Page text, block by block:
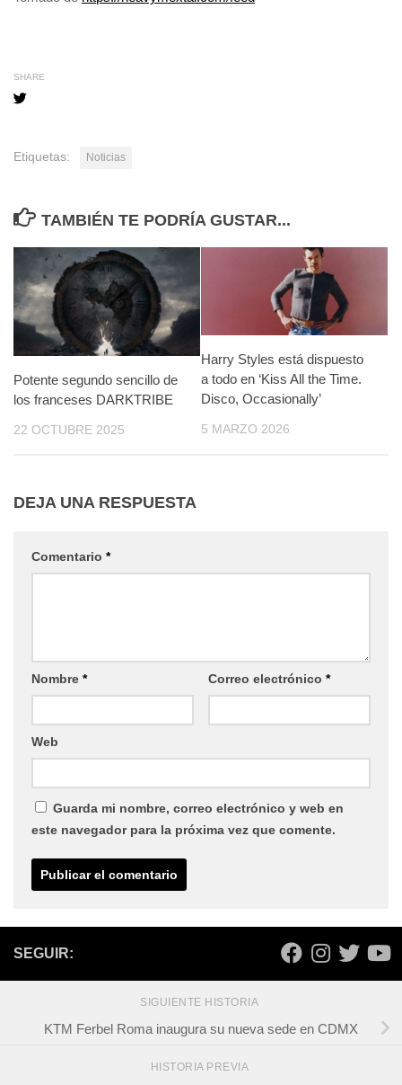
SHARE
Etiquetas: Noticias
TAMBIÉN TE PODRÍA GUSTAR...
Potente segundo sencillo de
los franceses DARKTRIBE
22 OCTUBRE 2025
Harry Styles está dispuesto
a todo en ‘Kiss All the Time.
Disco, Occasionally’
5 MARZO 2026
DEJA UNA RESPUESTA
Comentario *
Nombre * Correo electrónico *
Web
Guarda mi nombre, correo electrónico y web en
este navegador para la próxima vez que comente.
SEGUIR:
SIGUIENTE HISTORIA
KTM Ferbel Roma inaugura su nueva sede en CDMX
HISTORIA PREVIA